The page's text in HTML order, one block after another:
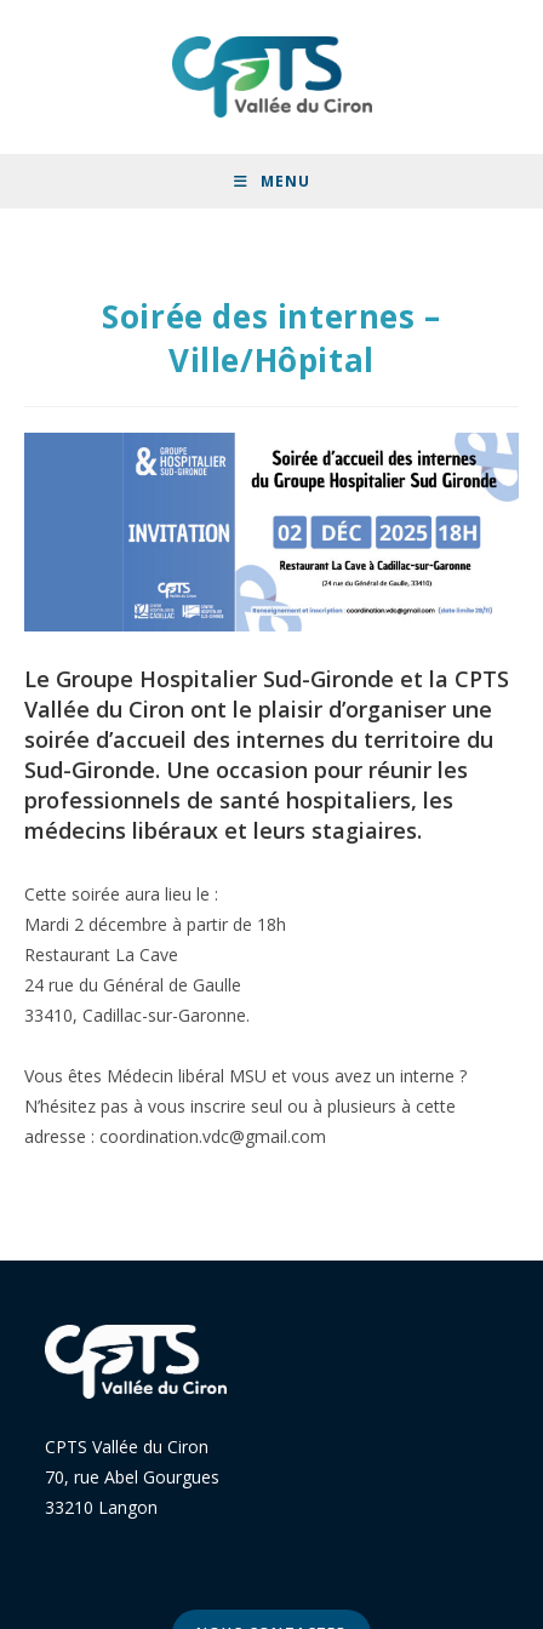
MENU
Soirée des internes –
Ville/Hôpital
Le Groupe Hospitalier Sud-Gironde et la CPTS
Vallée du Ciron ont le plaisir d’organiser une
soirée d’accueil des internes du territoire du
Sud-Gironde. Une occasion pour réunir les
professionnels de santé hospitaliers, les
médecins libéraux et leurs stagiaires.
Cette soirée aura lieu le :
Mardi 2 décembre à partir de 18h
Restaurant La Cave
24 rue du Général de Gaulle
33410, Cadillac-sur-Garonne.
Vous êtes Médecin libéral MSU et vous avez un interne ?
N’hésitez pas à vous inscrire seul ou à plusieurs à cette
adresse : coordination.vdc@gmail.com
CPTS Vallée du Ciron
70, rue Abel Gourgues
33210 Langon